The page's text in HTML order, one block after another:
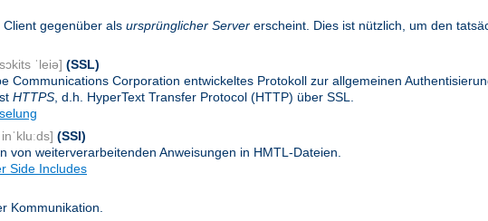
gegenüber als ursprünglicher Server erscheint. Dies ist nützlich, um den
ˈleiə] (SSL)
Communications Corporation entwickeltes Protokoll zur allgemeinen
HTTPS , d.h. HyperText Transfer Protocol (HTTP) über SSL.
(SSI)
von weiterverarbeitenden Anweisungen in HMTL-Dateien.
Side Includes
Kommunikation.